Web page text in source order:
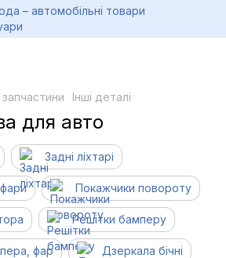
запчастини Інші деталі
для авто
Задні ліхтарі
Покажчики повороту
Решітки бамперу
фар Дзеркала бічні